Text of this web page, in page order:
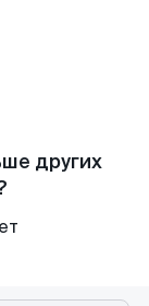
других